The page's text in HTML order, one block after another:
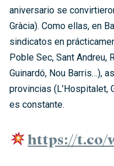
aniversario se
Gràcia). Como ellas, en
sindicatos en
Poble Sec, Sant Andreu,
Guinardó, Nou Barris…),
provincias (L’Hospitalet,
es constante.
https://t.co/